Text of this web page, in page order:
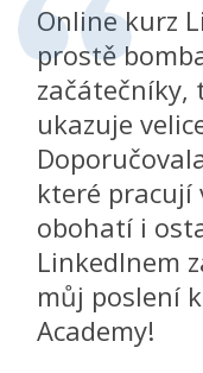
Online kurz
prostě
začátečníky,
ukazuje
které pracují
obohatí i
LinkedInem
můj poslení
Academy!